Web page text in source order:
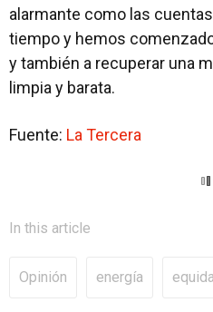
alarmante como las
tiempo y hemos
y también a recuperar una
limpia y barata.
Fuente: La Tercera
In this article
Opinión energía